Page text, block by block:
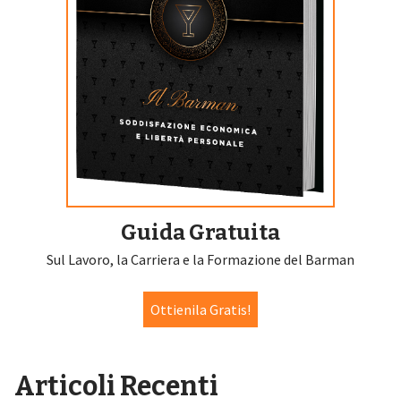
Guida Gratuita
Sul Lavoro, la Carriera e la Formazione del Barman
Ottienila Gratis!
Articoli Recenti